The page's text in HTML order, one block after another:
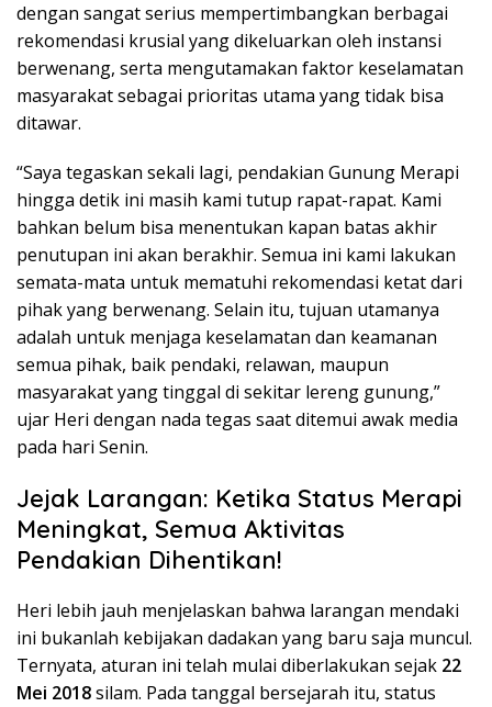
dengan sangat serius mempertimbangkan berbagai
rekomendasi krusial yang dikeluarkan oleh instansi
berwenang, serta mengutamakan faktor keselamatan
masyarakat sebagai prioritas utama yang tidak bisa
ditawar.
“Saya tegaskan sekali lagi, pendakian Gunung Merapi
hingga detik ini masih kami tutup rapat-rapat. Kami
bahkan belum bisa menentukan kapan batas akhir
penutupan ini akan berakhir. Semua ini kami lakukan
semata-mata untuk mematuhi rekomendasi ketat dari
pihak yang berwenang. Selain itu, tujuan utamanya
adalah untuk menjaga keselamatan dan keamanan
semua pihak, baik pendaki, relawan, maupun
masyarakat yang tinggal di sekitar lereng gunung,”
ujar Heri dengan nada tegas saat ditemui awak media
pada hari Senin.
Jejak Larangan: Ketika Status Merapi
Meningkat, Semua Aktivitas
Pendakian Dihentikan!
Heri lebih jauh menjelaskan bahwa larangan mendaki
ini bukanlah kebijakan dadakan yang baru saja muncul.
Ternyata, aturan ini telah mulai diberlakukan sejak 22
Mei 2018silam. Pada tanggal bersejarah itu, status